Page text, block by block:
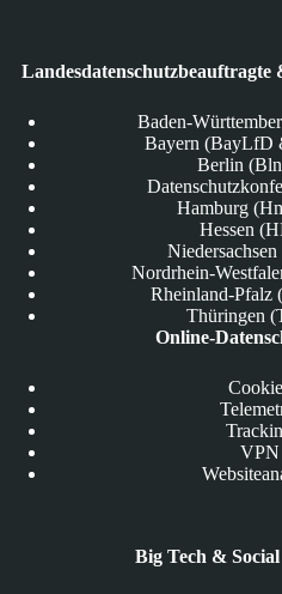
Landesdatenschutzbeauftragte
Baden-
Bayern
Berlin
Hamburg
Hessen
Nordrhein-
Rheinland-
Thüringen
Online-
VPN
Big Tech &